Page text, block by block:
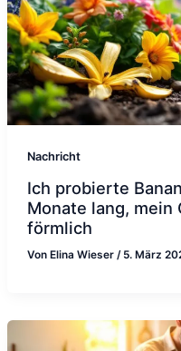
Nachricht
Ich probierte
Monate lang,
förmlich
Von Elina Wieser / 5. März